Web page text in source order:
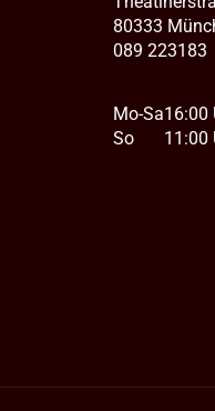
80333
089 223183
Mo-Sa
So
16:00
11:00